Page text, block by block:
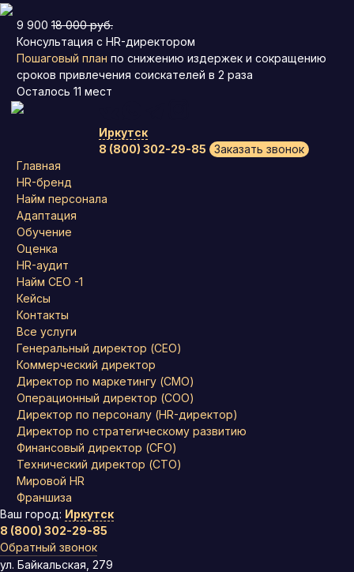
9 900 18 000 руб.
Консультация с HR-директором
Пошаговый план по снижению издержек и сокращению
сроков привлечения соискателей в 2 раза
Осталось 11 мест
Иркутск
8 (800) 302-29-85
Заказать звонок
Главная
HR-бренд
Найм персонала
Адаптация
Обучение
Оценка
HR-аудит
Найм СЕО -1
Кейсы
Контакты
Все услуги
Генеральный директор (CEO)
Коммерческий директор
Директор по маркетингу (CMO)
Операционный директор (COO)
Директор по персоналу (HR-директор)
Директор по стратегическому развитию
Финансовый директор (CFO)
Технический директор (CTO)
Мировой HR
Франшиза
Ваш город: Иркутск
8 (800) 302-29-85
Обратный звонок
ул. Байкальская, 279